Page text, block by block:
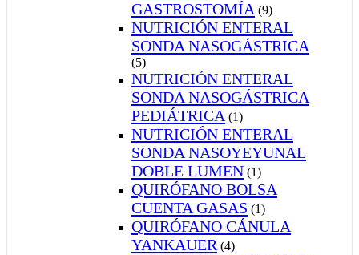
GASTROSTOMÍA (9)
NUTRICIÓN ENTERAL
SONDA NASOGÁSTRICA
(5)
NUTRICIÓN ENTERAL
SONDA NASOGÁSTRICA
PEDIÁTRICA (1)
NUTRICIÓN ENTERAL
SONDA NASOYEYUNAL
DOBLE LUMEN (1)
QUIRÓFANO BOLSA
CUENTA GASAS (1)
QUIRÓFANO CÁNULA
YANKAUER (4)